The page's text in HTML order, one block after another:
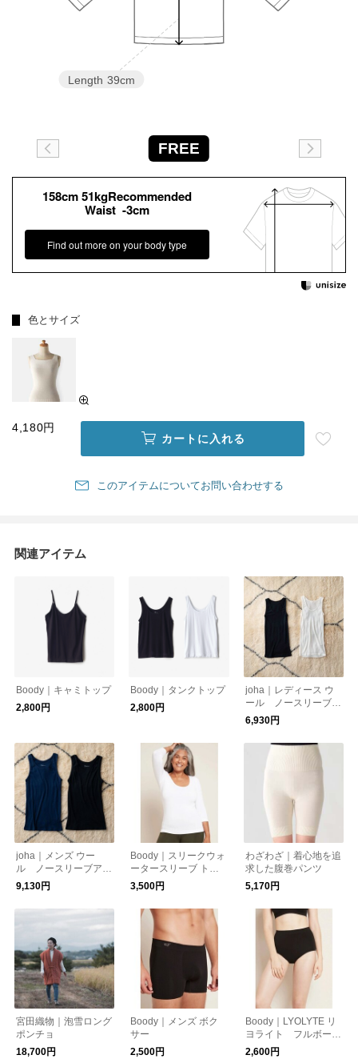
Length 39cm
FREE
158cm 51kgRecommended
Waist -3cm
Find out more on your body type
色とサイズ
4,180円
カートに入れる
このアイテムについてお問い合わせする
関連アイテム
Boody｜キャミトップ
2,800円
Boody｜タンクトップ
2,800円
joha｜レディース ウ
ール ノースリーブア
ンダーシャツ
6,930円
joha｜メンズ ウー
ル ノースリーブアン
ダーシャツ
9,130円
Boody｜スリークウォ
ータースリーブ トッ
プ
3,500円
わざわざ｜着心地を追
求した腹巻パンツ
5,170円
宮田織物｜泡雪ロング
ポンチョ
18,700円
Boody｜メンズ ボク
サー
2,500円
Boody｜LYOLYTE リ
ヨライト フルボーイ
レッグブリーフ
2,600円